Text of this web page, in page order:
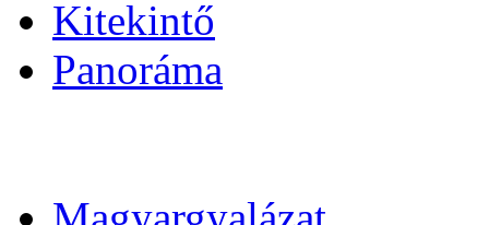
Kitekintő
Panoráma